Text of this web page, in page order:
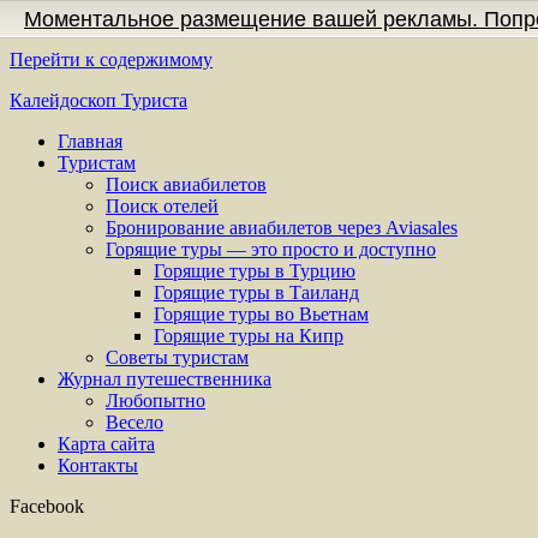
Моментальное размещение вашей рекламы.
Перейти к содержимому
Калейдоскоп Туриста
Главная
Туристам
Поиск авиабилетов
Поиск отелей
Бронирование авиабилетов через Aviasales
Горящие туры — это просто и доступно
Горящие туры в Турцию
Горящие туры в Таиланд
Горящие туры во Вьетнам
Горящие туры на Кипр
Советы туристам
Журнал путешественника
Любопытно
Весело
Карта сайта
Контакты
Facebook